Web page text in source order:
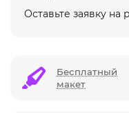
Оставьте заявку
Бесплатный
макет